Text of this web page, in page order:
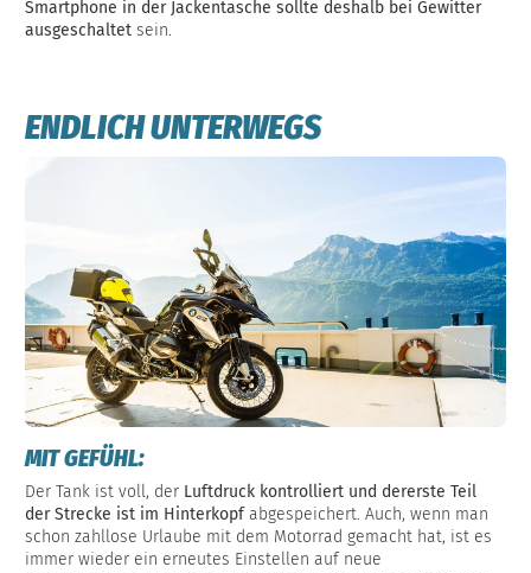
Smartphone in der Jackentasche sollte deshalb bei Gewitter
ausgeschaltet sein.
ENDLICH UNTERWEGS
MIT GEFÜHL:
Der Tank ist voll, der Luftdruck kontrolliert und dererste Teil
der Strecke ist im Hinterkopfabgespeichert. Auch, wenn man
schon zahllose Urlaube mit dem Motorrad gemacht hat, ist es
immer wieder ein erneutes Einstellen auf neue